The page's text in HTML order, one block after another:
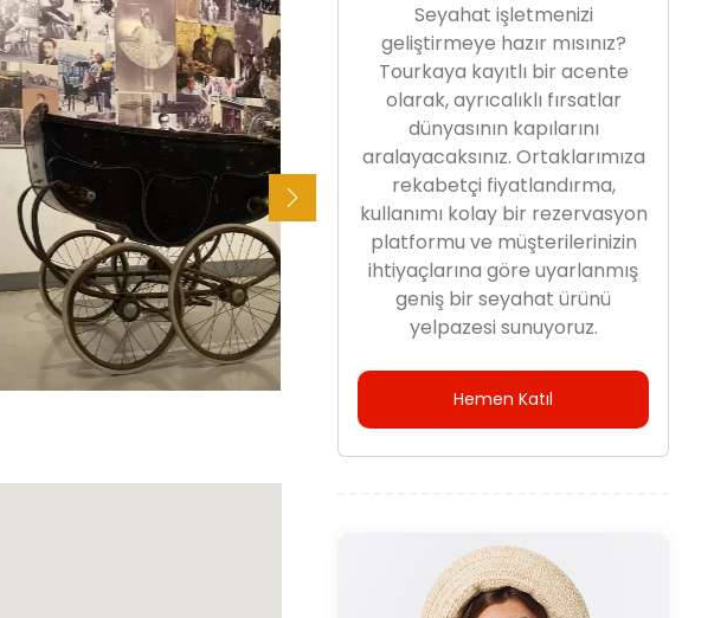
Seyahat işletmenizi
geliştirmeye hazır mısınız?
Tourkaya kayıtlı bir acente
olarak, ayrıcalıklı fırsatlar
dünyasının kapılarını
aralayacaksınız. Ortaklarımıza
rekabetçi fiyatlandırma,
kullanımı kolay bir rezervasyon
platformu ve müşterilerinizin
ihtiyaçlarına göre uyarlanmış
geniş bir seyahat ürünü
yelpazesi sunuyoruz.
Hemen Katıl